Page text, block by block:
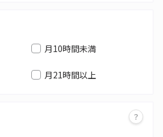
月10時間未満
月21時間以上